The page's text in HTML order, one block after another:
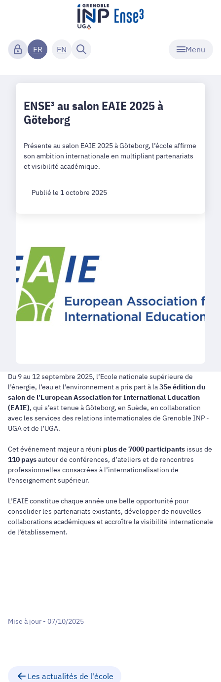
Menu
FR EN
ENSE³ au salon EAIE 2025 à
Göteborg
Présente au salon EAIE 2025 à Göteborg, l’école affirme
son ambition internationale en multipliant partenariats
et visibilité académique.
Publié le 1 octobre 2025
Du 9 au 12 septembre 2025, l’Ecole nationale supérieure de
l’énergie, l’eau et l’environnement a pris part à la35e édition du
salon de l’European Association for International Education
(EAIE), qui s’est tenue à Göteborg, en Suède, en collaboration
avec les services des relations internationales de Grenoble INP -
UGA et de l’UGA.
Cet événement majeur a réuni plus de 7000 participants issus de
110 paysautour de conférences, d’ateliers et de rencontres
professionnelles consacrées à l’internationalisation de
l’enseignement supérieur.
L’EAIE constitue chaque année une belle opportunité pour
consolider les partenariats existants, développer de nouvelles
collaborations académiques et accroître la visibilité internationale
de l’établissement.
Mise à jour - 07/10/2025
Les actualités de l'école